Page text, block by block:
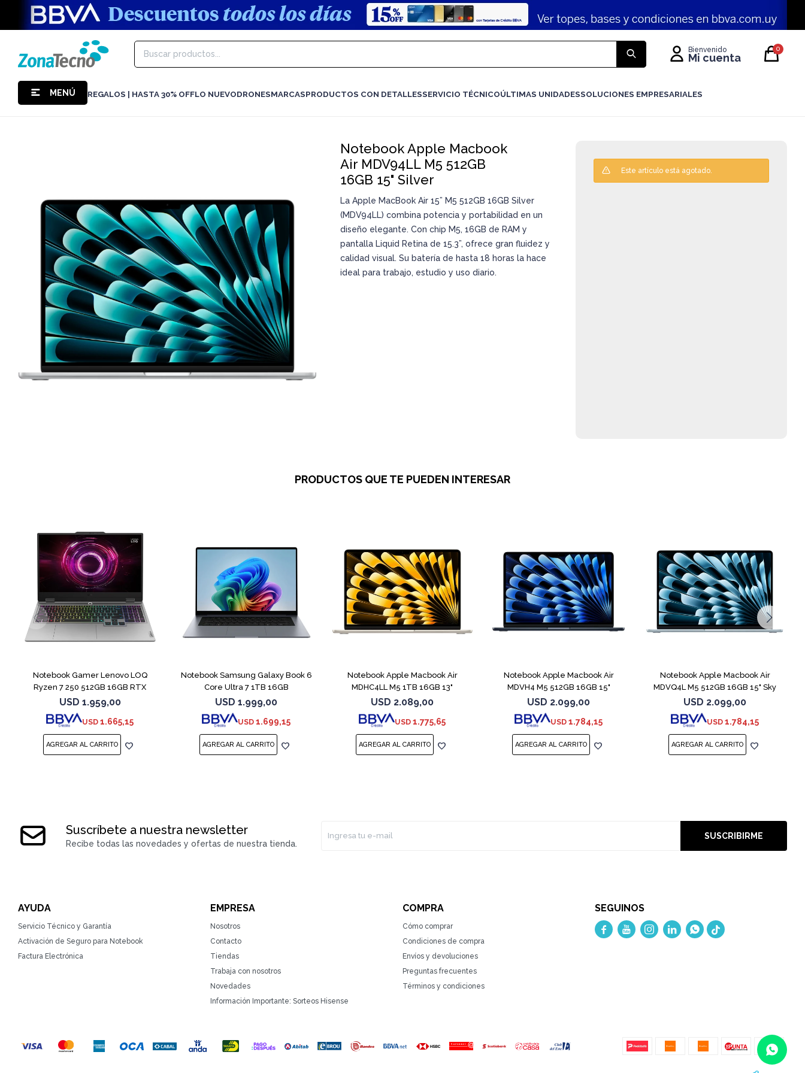
MENÚ REGALOS | HASTA 30% OFFLO NUEVODRONESMARCASPRODUCTOS CON DETALLESSERVICIO TÉCNICOÚLTIMAS UNIDADESSOLUCIONES EMPRESARIALES
0
Notebook Apple Macbook
Air MDV94LL M5 512GB
16GB 15" Silver
La Apple MacBook Air 15” M5 512GB 16GB Silver
(MDV94LL) combina potencia y portabilidad en un
diseño elegante. Con chip M5, 16GB de RAM y
pantalla Liquid Retina de 15.3”, ofrece gran fluidez y
calidad visual. Su batería de hasta 18 horas la hace
ideal para trabajo, estudio y uso diario.
Este artículo está agotado.
PRODUCTOS QUE TE PUEDEN INTERESAR
Notebook Gamer Lenovo LOQ
Ryzen 7 250 512GB 16GB RTX
5060
USD 1.959,00
USD 1.665,15
Notebook Samsung Galaxy Book 6
Core Ultra 7 1TB 16GB
USD 1.999,00
USD 1.699,15
Notebook Apple Macbook Air
MDHC4LL M5 1TB 16GB 13"
Starlight
USD 2.089,00
USD 1.775,65
Notebook Apple Macbook Air
MDVH4 M5 512GB 16GB 15"
Midnight
USD 2.099,00
USD 1.784,15
Notebook Apple Macbook Air
MDVQ4L M5 512GB 16GB 15" Sky
Blue
USD 2.099,00
USD 1.784,15
Suscríbete a nuestra newsletter
Recibe todas las novedades y ofertas de nuestra tienda.
SUSCRIBIRME
AYUDA
Servicio Técnico y Garantía
Activación de Seguro para Notebook
Factura Electrónica
EMPRESA
Nosotros
Contacto
Tiendas
Trabaja con nosotros
Novedades
Información Importante: Sorteos Hisense
COMPRA
Cómo comprar
Condiciones de compra
Envíos y devoluciones
Preguntas frecuentes
Términos y condiciones
SEGUINOS
    